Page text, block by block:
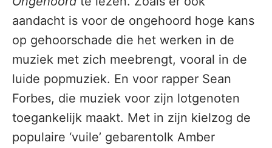
aandacht is voor de ongehoord hoge kans
op gehoorschade die het werken in de
muziek met zich meebrengt, vooral in de
luide popmuziek. En voor rapper Sean
Forbes, die muziek voor zijn lotgenoten
toegankelijk maakt. Met in zijn kielzog de
populaire ‘vuile’ gebarentolk Amber